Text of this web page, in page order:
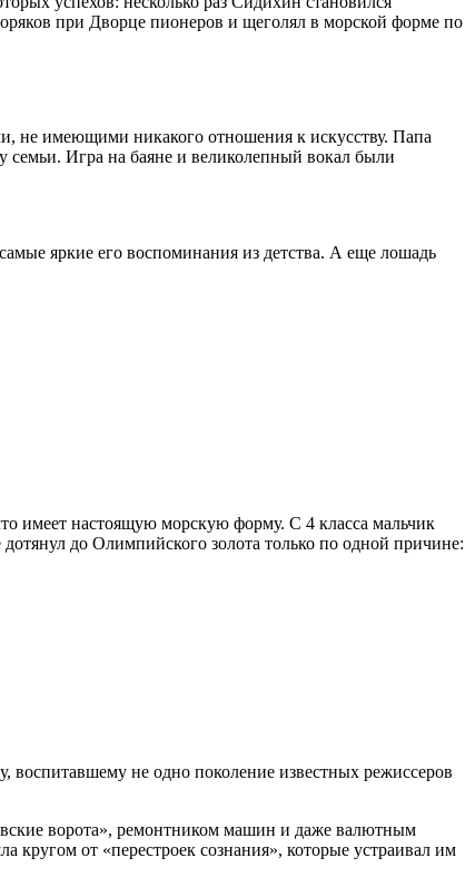
при Дворце пионеров и щеголял в морской форме по
не имеющими никакого отношения к искусству. Папа
семьи. Игра на баяне и великолепный вокал были
яркие его воспоминания из детства. А еще лошадь
имеет настоящую морскую форму. С 4 класса мальчик
до Олимпийского золота только по одной причине:
воспитавшему не одно поколение известных режиссеров
ворота», ремонтником машин и даже валютным
от «перестроек сознания», которые устраивал им